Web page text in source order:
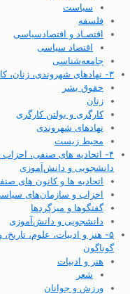
سیاست
فلسفه
اقتصـاد و اقتصاد‌سیاسی
اقتصاد سیاسی
جامعه‌شناسی
۳- نهادهای شهروندی، زنان، کارگری، محیط زیست، و حقوق بشر
حقوق بشر
زنان
کارگری و بولتن کارگری
نهادهای شهروندی
محیط زیست
۴- اتحادیه های صنفی،
دانشجویی و دانش‌آموزی
اتحادیه ها و کانون های
احزاب و سازمان‌های
گفتگوها و میزگردها
دانشجویی و دانش‌آموزی
۵- هنر و ادبیات، علوم،
گوناگون
هنر و ادبیات
شعر
ورزش و جوانان